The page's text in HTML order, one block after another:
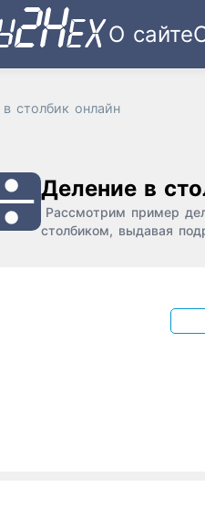
О сайте
столбик онлайн
Деление в
Рассмотрим пример
столбиком, выдавая